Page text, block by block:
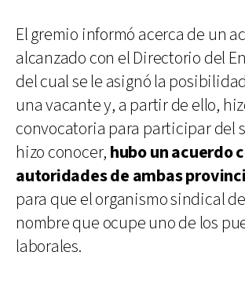
El gremio informó acerca de un
alcanzado con el Directorio del
del cual se le asignó la
una vacante y, a partir de ello,
convocatoria para participar del
hizo conocer, hubo un acuerdo
autoridades de ambas
para que el organismo sindical
nombre que ocupe uno de los
laborales.